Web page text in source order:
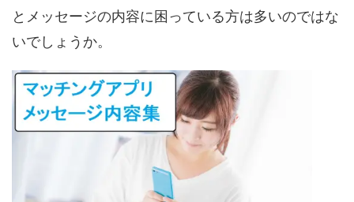
とメッセージの内容に困っている方は多いのではな
いでしょうか。